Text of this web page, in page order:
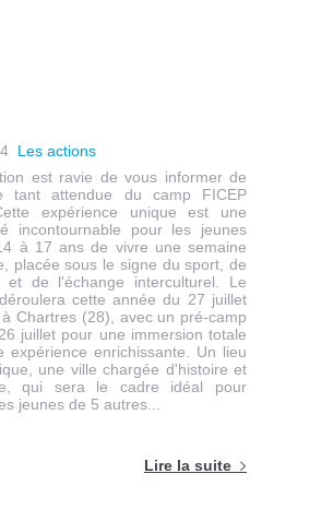
Les actions
est ravie de vous informer de
tant attendue du camp FICEP
expérience unique est une
incontournable pour les jeunes
à 17 ans de vivre une semaine
placée sous le signe du sport, de
et de l'échange interculturel. Le
cette année du 27 juillet
Chartres (28), avec un pré-camp
juillet pour une immersion totale
expérience enrichissante. Un lieu
une ville chargée d'histoire et
qui sera le cadre idéal pour
jeunes de 5 autres...
Lire la suite